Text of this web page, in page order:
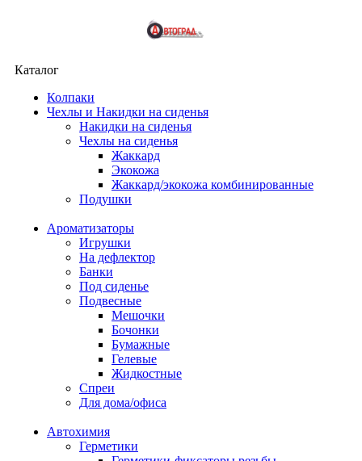
Каталог
Колпаки
Чехлы и Накидки на сиденья
Накидки на сиденья
Чехлы на сиденья
Жаккард
Экокожа
Жаккард/экокожа комбинированные
Подушки
Ароматизаторы
Игрушки
На дефлектор
Банки
Под сиденье
Подвесные
Мешочки
Бочонки
Бумажные
Гелевые
Жидкостные
Спреи
Для дома/офиса
Автохимия
Герметики